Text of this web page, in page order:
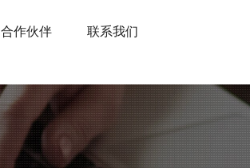
合作伙伴 联系我们